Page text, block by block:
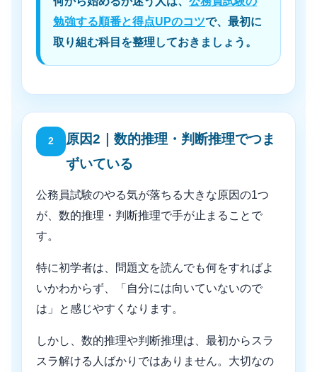
勉強する順番と得点UPのコツで、最初に
取り組む科目を整理しておきましょう。
2
原因2｜数的推理・判断推理でつま
ずいている
公務員試験のやる気が落ちる大きな原因の1つ
が、数的推理・判断推理で手が止まることで
す。
特に初学者は、問題文を読んでも何をすればよ
いかわからず、「自分には向いていないので
は」と感じやすくなります。
しかし、数的推理や判断推理は、最初からスラ
スラ解ける人ばかりではありません。大切なの